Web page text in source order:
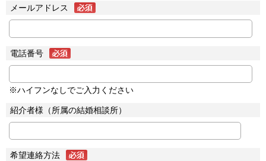
メールアドレス
電話番号
※ハイフンなしでご入力ください
紹介者様（所属の結婚相談所）
希望連絡方法